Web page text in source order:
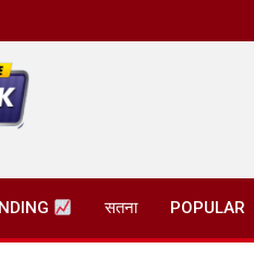
सतना POPULAR